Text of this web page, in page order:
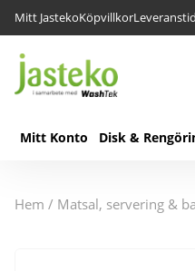
Mitt JastekoKöpvillkor
Mitt Konto Disk &
hem / matsal, servering &